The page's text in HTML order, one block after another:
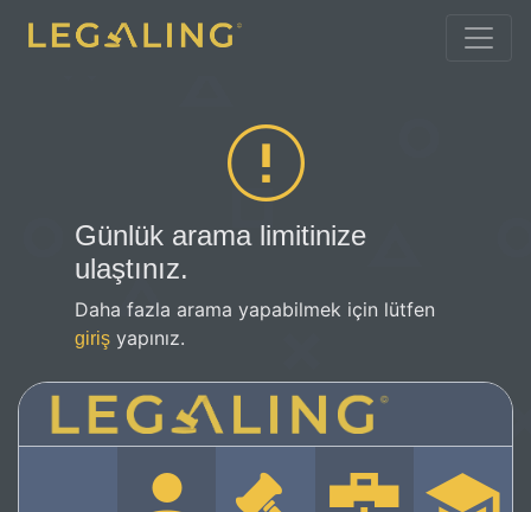
Günlük arama limitinize
ulaştınız.
Daha fazla arama yapabilmek için lütfen
giriş yapınız.